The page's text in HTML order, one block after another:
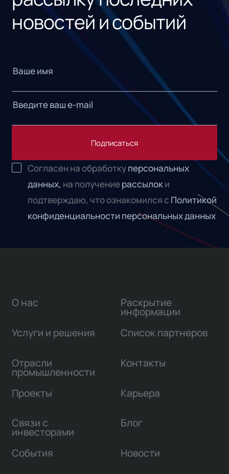
новостей и событий
Подписаться
Согласен на обработкуперсональных
данных, на получениерассылоки
подтверждаю, что ознакомился с Политикой
конфиденциальности персональных данных
О нас
Услуги и решения
Отрасли
промышленности
Проекты
Связи с
инвесторами
Раскрытие
информации
Список партнеров
Контакты
Карьера
Блог
События Новости